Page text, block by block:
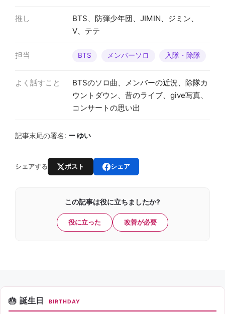
推し
BTS、防弾少年団、JIMIN、ジミン、
V、テテ
担当 BTS メンバーソロ 入隊・除隊
よく話すこと
BTSのソロ曲、メンバーの近況、除隊カ
ウントダウン、昔のライブ、give写真、
コンサートの思い出
記事末尾の署名: ー ゆい
シェアする ポスト シェア
この記事は役に立ちましたか?
役に立った 改善が必要
誕生日 BIRTHDAY